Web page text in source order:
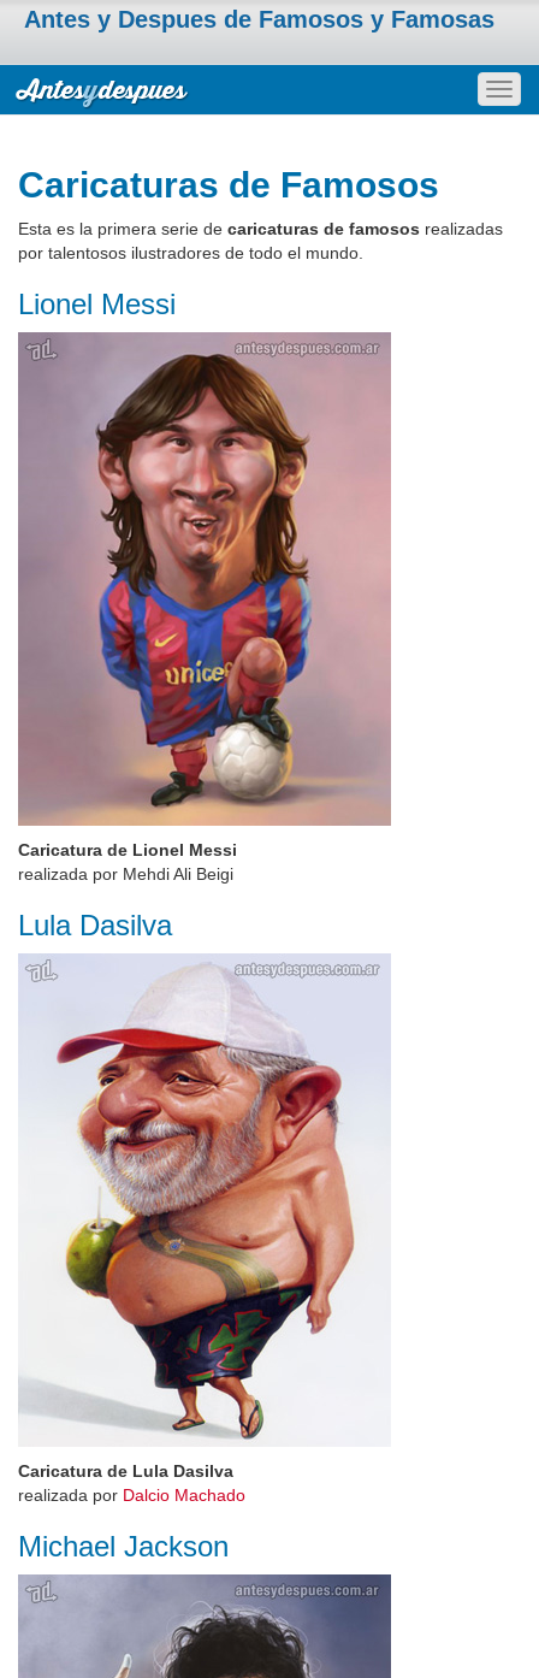
Antes y Despues de Famosos y Famosas
Caricaturas de Famosos
Esta es la primera serie de caricaturas de famosos realizadas
por talentosos ilustradores de todo el mundo.
Lionel Messi
Caricatura de Lionel Messi
realizada por Mehdi Ali Beigi
Lula Dasilva
Caricatura de Lula Dasilva
realizada por Dalcio Machado
Michael Jackson